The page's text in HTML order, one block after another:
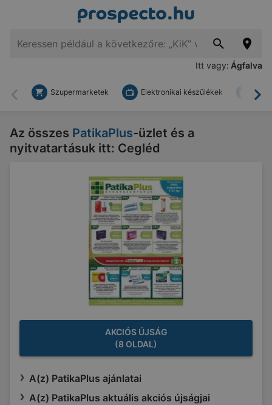
Itt vagy: Ágfalva
Vissza
Szupermarketek Elektronikai készülékek
Az összes PatikaPlus-üzlet és a
nyitvatartásuk itt: Cegléd
AKCIÓS ÚJSÁG
(8 OLDAL)
A(z) PatikaPlus ajánlatai
A(z) PatikaPlus aktuális akciós újságjai